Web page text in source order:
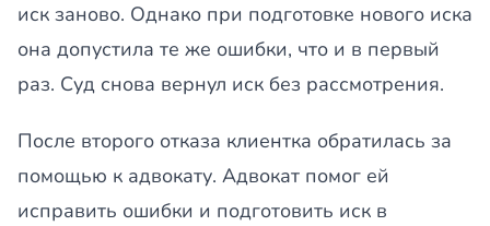
иск заново. Однако при подготовке нового иска
она допустила те же ошибки, что и в первый
раз. Суд снова вернул иск без рассмотрения.
После второго отказа клиентка обратилась за
помощью к адвокату. Адвокат помог ей
исправить ошибки и подготовить иск в